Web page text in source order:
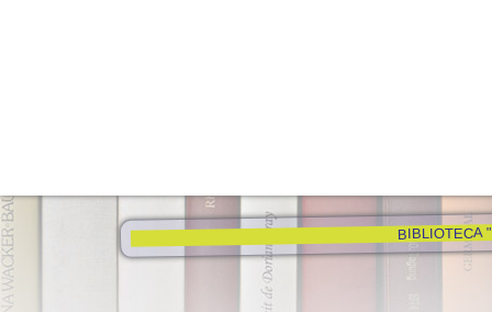
BIBLIOTECA